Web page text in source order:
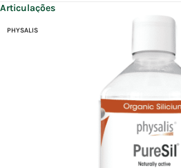
Articulações
PHYSALIS